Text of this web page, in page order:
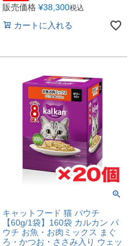
販売価格 ¥38,300税込
カートに入れる
キャットフード 猫 パウチ
【60g/1袋】160袋 カルカン パ
ウチ お魚・お肉ミックス まぐ
ろ・かつお・ささみ入り ウェッ